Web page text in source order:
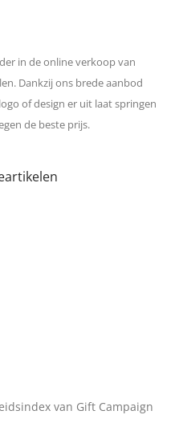
in de online verkoop van
Dankzij ons brede aanbod
of design er uit laat springen
de beste prijs.
van Gift Campaign